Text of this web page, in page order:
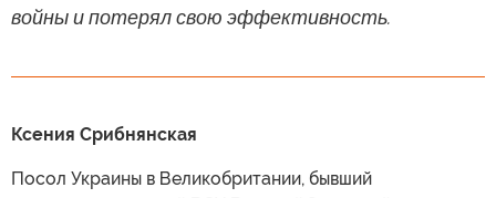
войны и потерял свою эффективность.
Ксения Срибнянская
Посол Украины в Великобритании, бывший